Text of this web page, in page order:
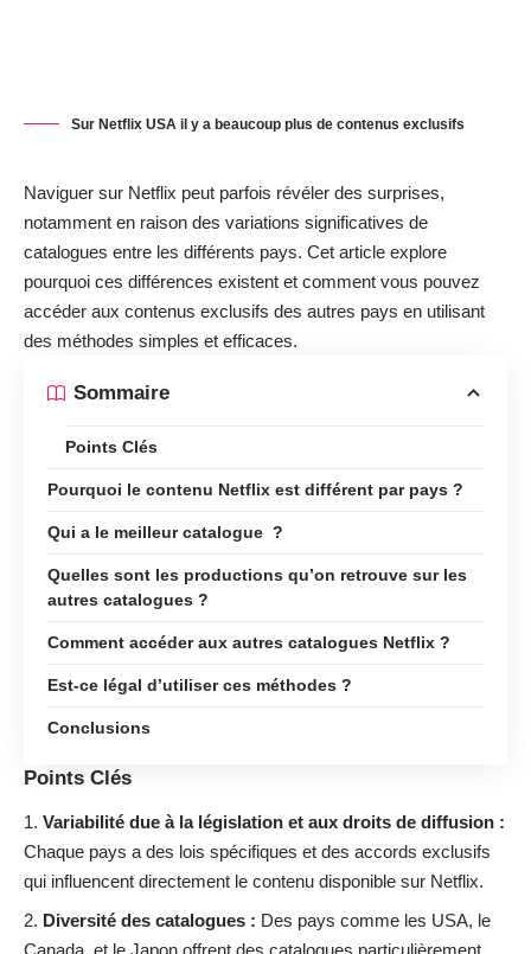
Sur Netflix USA il y a beaucoup plus de contenus exclusifs
Naviguer sur Netflix peut parfois révéler des surprises,
notamment en raison des variations significatives de
catalogues entre les différents pays. Cet article explore
pourquoi ces différences existent et comment vous pouvez
accéder aux contenus exclusifs des autres pays en utilisant
des méthodes simples et efficaces.
Sommaire
Points Clés
Pourquoi le contenu Netflix est différent par pays ?
Qui a le meilleur catalogue ?
Quelles sont les productions qu’on retrouve sur les
autres catalogues ?
Comment accéder aux autres catalogues Netflix ?
Est-ce légal d’utiliser ces méthodes ?
Conclusions
Points Clés
Variabilité due à la législation et aux droits de diffusion :
Chaque pays a des lois spécifiques et des accords exclusifs
qui influencent directement le contenu disponible sur Netflix.
Diversité des catalogues : Des pays comme les USA, le
Canada, et le Japon offrent des catalogues particulièrement